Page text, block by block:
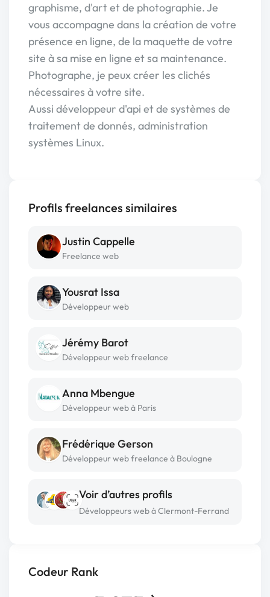
Codeur Rank
graphisme, d'art et de photographie. Je
vous accompagne dans la création de votre
présence en ligne, de la maquette de votre
site à sa mise en ligne et sa maintenance.
Photographe, je peux créer les clichés
nécessaires à votre site.
Aussi développeur d'api et de systèmes de
traitement de donnés, administration
systèmes Linux.
Profils freelances similaires
Justin Cappelle
Freelance web
Yousrat Issa
Développeur web
Jérémy Barot
Développeur web freelance
Anna Mbengue
Développeur web à Paris
Frédérique Gerson
Développeur web freelance à Boulogne
Voir d’autres profils
Développeurs web à Clermont-Ferrand